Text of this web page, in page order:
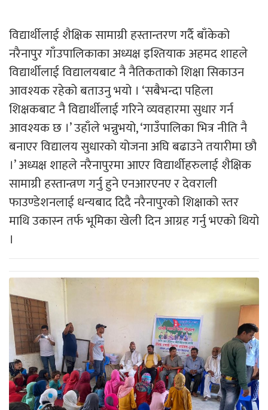
विद्यार्थीलाई शैक्षिक सामाग्री हस्तान्तरण गर्दै बाँकेको
नरैनापुर गाँउपालिकाका अध्यक्ष इश्तियाक अहमद शाहले
विद्यार्थीलाई विद्यालयबाट नै नैतिकताको शिक्षा सिकाउन
आवश्यक रहेको बताउनु भयो । ‘सबैभन्दा पहिला
शिक्षकबाट नै विद्यार्थीलाई गरिने व्यवहारमा सुधार गर्न
आवश्यक छ ।’ उहाँले भन्नुभयो, ‘गाउँपालिका भित्र नीति नै
बनाएर विद्यालय सुधारको योजना अघि बढाउने तयारीमा छौ
।’ अध्यक्ष शाहले नरैनापुरमा आएर विद्यार्थीहरुलाई शैक्षिक
सामाग्री हस्तान्त्रण गर्नु हुने एनआरएनए र देवराली
फाउण्डेशनलाई धन्यबाद दिदै नरैनापुरको शिक्षाको स्तर
माथि उकास्न तर्फ भूमिका खेली दिन आग्रह गर्नु भएको थियो
।